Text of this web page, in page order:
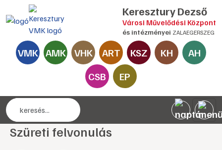
Keresztury Dezső
Városi Művelődési Központ
és intézményei ZALAEGERSZEG
VMK AMK VHK ART KSZ KH
AH
CSB
EP
Szüreti felvonulás